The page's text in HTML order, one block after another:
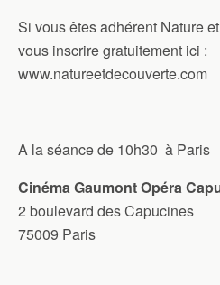
Si vous êtes adhérent Nature
vous inscrire gratuitement ici :
www.natureetdecouverte.com
A la séance de 10h30 à Paris
Cinéma Gaumont Opéra
2 boulevard des Capucines
75009 Paris